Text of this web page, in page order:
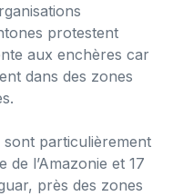
protestent
aux enchères car
dans des zones
particulièrement
l’Amazonie et 17
près des zones